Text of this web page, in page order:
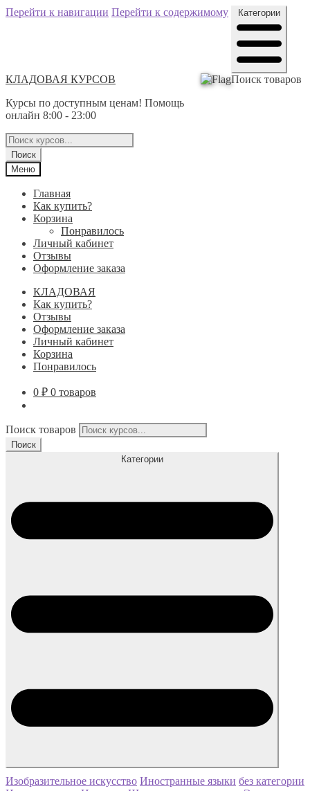
Перейти к навигации Перейти к содержимому
КЛАДОВАЯ КУРСОВ
Курсы по доступным ценам! Помощь
онлайн 8:00 - 23:00
Категории
Поиск товаров
Поиск
Меню
Главная
Как купить?
Корзина
Понравилось
Личный кабинет
Отзывы
Оформление заказа
КЛАДОВАЯ
Как купить?
Отзывы
Оформление заказа
Личный кабинет
Корзина
Понравилось
0 ₽ 0 товаров
Поиск товаров
Поиск
Категории
Изобразительное искусство Иностранные языки без категории